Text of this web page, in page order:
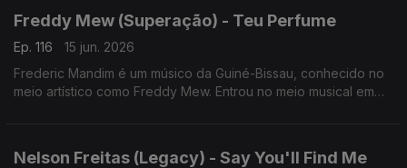
Freddy Mew (Superação) - Teu Perfume
Ep. 116
15 jun. 2026
Frederic Mandim é um músico da Guiné-Bissau, conhecido no
meio artístico como Freddy Mew. Entrou no meio musical em
Nelson Freitas (Legacy) - Say You'll Find Me